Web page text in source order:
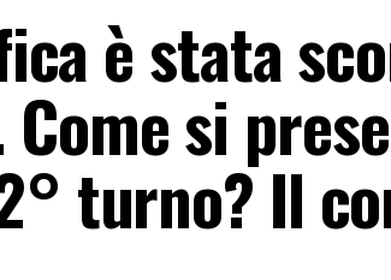
è stata
si
turno? Il